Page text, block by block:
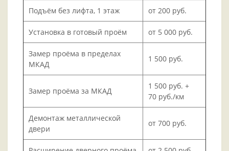
Подъём без лифта, 1 этаж от 200 руб.
Установка в готовый проём от 5 000 руб.
Замер проёма в пределах
МКАД
1 500 руб.
Замер проёма за МКАД
1 500 руб. +
70 руб./км
Демонтаж металлической
двери
от 700 руб.